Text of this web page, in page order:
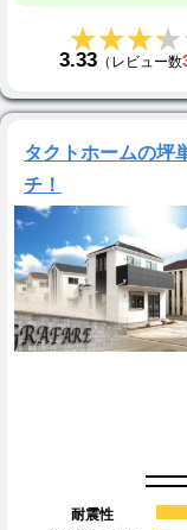
3.33 （レビュー数
タクトホームの坪
チ！
耐震性